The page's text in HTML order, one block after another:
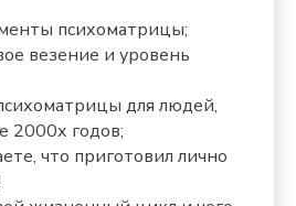
психоматрицы;
везение и уровень
для людей,
2000х годов;
что приготовил лично